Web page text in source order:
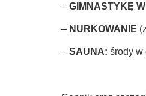
– GIMNASTYKĘ
– NURKOWANIE
– SAUNA: środy w